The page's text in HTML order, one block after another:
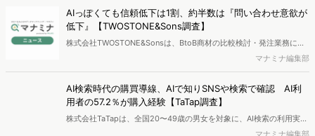
エンジン「Dockpit（ドックピット）」の新機能として、AIが市場分
析から仮説構築、レポート作成までを自律的にサポートする
「Dockpit AIエージェント」の提供を開始いたしました。
AIっぽくても信頼低下は1割、約半数は『問い合わせ意欲が
低下』【TWOSTONE&Sons調査】
株式会社TWOSTONE&Sonsは、BtoB商材の比較検討・発注業務に携
わる担当者を対象に、コンテンツのAIっぽさに関する意識調査を実施
し、結果を公開しました。
マナミナ編集部
AI検索時代の購買導線、AIで知りSNSや検索で確認 AI利
用者の57.2％が購入経験【TaTap調査】
株式会社TaTapは、全国20〜49歳の男女を対象に、AI検索の利用実態
と、AIで知った商品をどこで確かめているかを調査し、結果を公開し
マナミナ編集部